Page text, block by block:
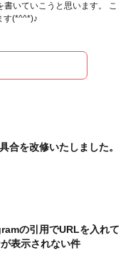
いていこうと思います。 こ
す(*^^*)♪
合を改修いたしました。
の引用でURLを入れて
表示されない件